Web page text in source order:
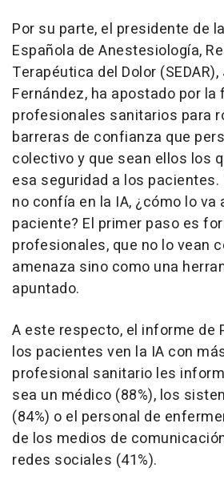
Por su parte, el presidente de
Española de Anestesiología,
Terapéutica del Dolor
Fernández, ha apostado por
profesionales sanitarios para
barreras de confianza que
colectivo y que sean ellos los
esa seguridad a los
no confía en la IA, ¿cómo lo va
paciente? El primer paso es
profesionales, que no lo vean
amenaza sino como una
apuntado.
A este respecto, el informe de
los pacientes ven la IA con
profesional sanitario les
sea un médico (88%), los
(84%) o el personal de
de los medios de
redes sociales (41%).